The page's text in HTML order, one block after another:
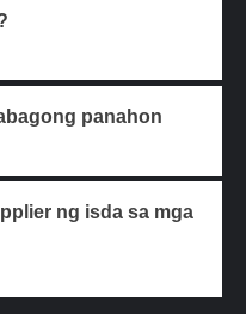
panahon
ng isda sa mga